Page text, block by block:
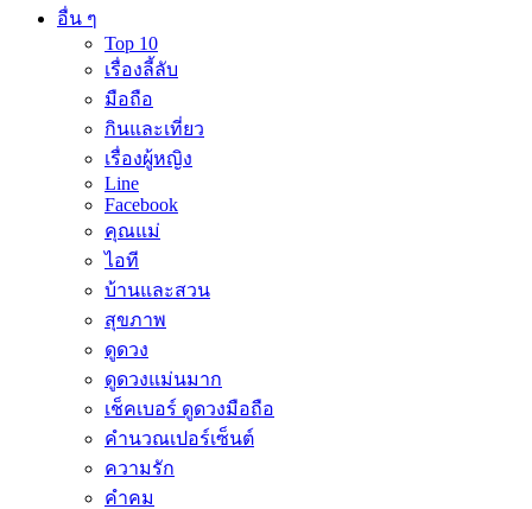
อื่น ๆ
Top 10
เรื่องลี้ลับ
มือถือ
กินและเที่ยว
เรื่องผู้หญิง
Line
Facebook
คุณแม่
ไอที
บ้านและสวน
สุขภาพ
ดูดวง
ดูดวงแม่นมาก
เช็คเบอร์ ดูดวงมือถือ
คำนวณเปอร์เซ็นต์
ความรัก
คำคม